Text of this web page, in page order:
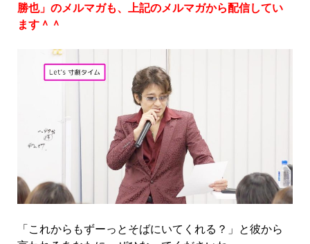
勝也」のメルマガも、上記のメルマガから配信してい
ます＾＾
「これからもずーっとそばにいてくれる？」と彼から